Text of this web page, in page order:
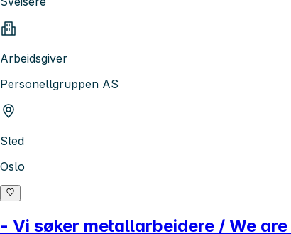
Arbeidsgiver
Personellgruppen AS
Sted
Oslo
- Vi søker metallarbeidere / We